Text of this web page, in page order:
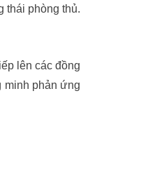
thái phòng thủ.
lên các đồng
minh phản ứng